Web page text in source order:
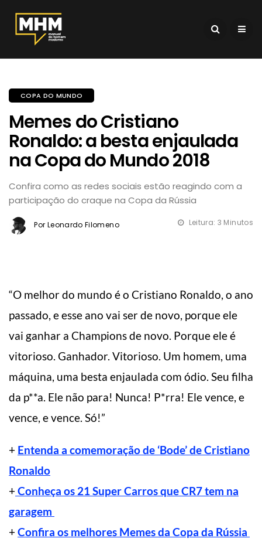
COPA DO MUNDO
Memes do Cristiano
Ronaldo: a besta enjaulada
na Copa do Mundo 2018
Confira como as redes sociais estão reagindo com a
participação do craque na Copa da Rússia
Por Leonardo Filomeno Leitura: 3 Minutos
“O melhor do mundo é o Cristiano Ronaldo, o ano
passado, e esse ano vai ser de novo, porque ele
vai ganhar a Champions de novo. Porque ele é
vitorioso. Ganhador. Vitorioso. Um homem, uma
máquina, uma besta enjaulada com ódio. Seu filha
da p**a. Ele não para! Nunca! P*rra! Ele vence, e
vence, e vence. Só!”
+ Entenda a comemoração de ‘Bode’ de Cristiano
Ronaldo
+ Conheça os 21 Super Carros que CR7 tem na
garagem
+ Confira os melhores Memes da Copa da Rússia